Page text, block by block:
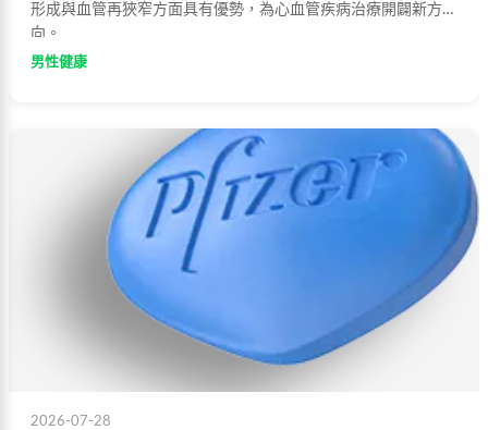
形成與血管再狹窄方面具有優勢，為心血管疾病治療開闢新方
向。
男性健康
2026-07-28